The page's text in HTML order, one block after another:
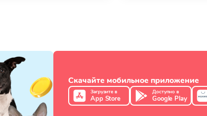
Скачайте мобильное приложение
Загрузите в
App Store
Доступно в
Google Play